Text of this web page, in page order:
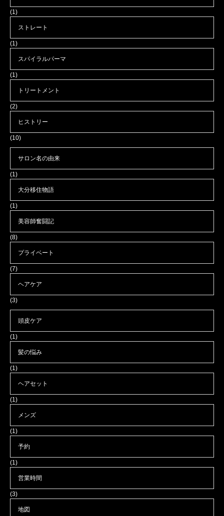
(1)
ストレート
(1)
スパイラルパーマ
(1)
トリートメント
(2)
ヒストリー
(10)
サロン名の由来
(1)
大分移住物語
(1)
美容師奮闘記
(8)
プライベート
(7)
ヘアケア
(3)
頭皮ケア
(1)
髪の悩み
(1)
ヘアセット
(1)
メンズ
(1)
予約
(1)
営業時間
(3)
地図